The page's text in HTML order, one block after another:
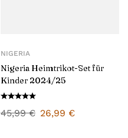
NIGERIA
Nigeria Heimtrikot-Set für
Kinder 2024/25
45,99€ 26,99 €